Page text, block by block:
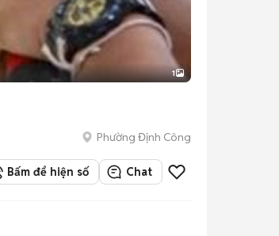
1
Phường Định Công
Bấm để hiện số Chat